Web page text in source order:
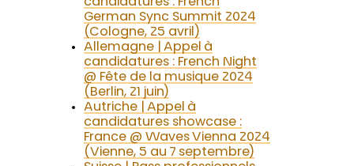
German Sync Summit 2024
(Cologne, 25 avril)
Allemagne | Appel à
candidatures : French Night
@ Fête de la musique 2024
(Berlin, 21 juin)
Autriche | Appel à
candidatures showcase :
France @ Waves Vienna 2024
(Vienne, 5 au 7 septembre)